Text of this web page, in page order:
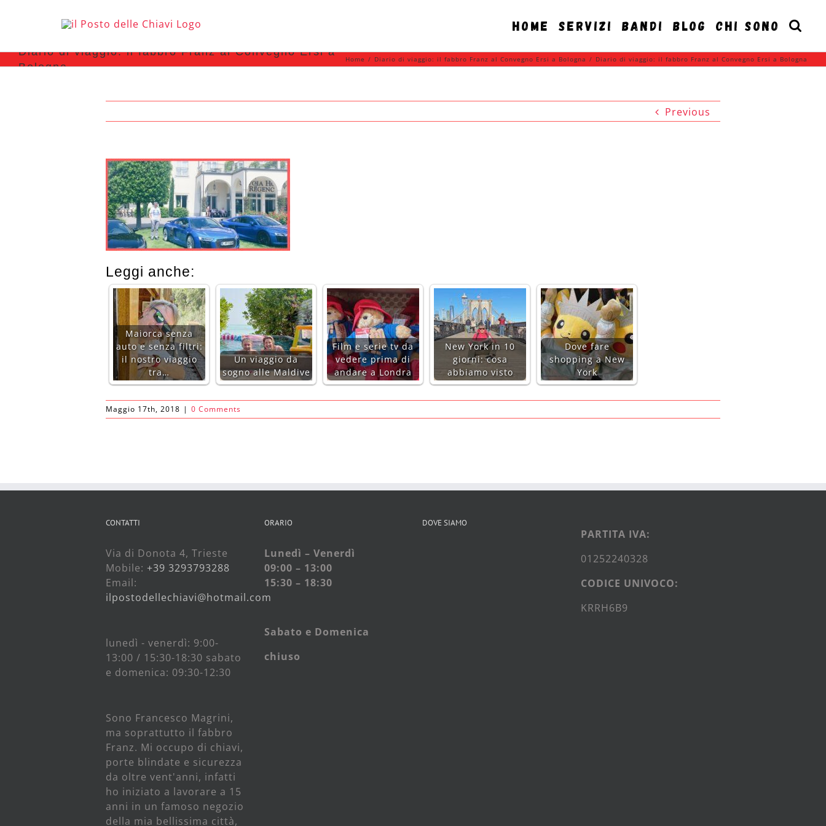
Home SERVIZI BANDI BLOG CHI SONO
Diario di viaggio: il fabbro Franz al Convegno Ersi a
Bologna
Home / Diario di viaggio: il fabbro Franz al Convegno Ersi a Bologna / Diario di viaggio: il fabbro Franz al Convegno Ersi a Bologna
Previous
Leggi anche:
Maiorca senza
auto e senza filtri:
il nostro viaggio
tra…
Un viaggio da
sogno alle Maldive
Film e serie tv da
vedere prima di
andare a Londra
New York in 10
giorni: cosa
abbiamo visto
Dove fare
shopping a New
York
Maggio 17th, 2018 | 0 Comments
CONTATTI
Via di Donota 4, Trieste
Mobile: +39 3293793288
Email:
ilpostodellechiavi@hotmail.com
lunedì - venerdì: 9:00-
13:00 / 15:30-18:30 sabato
e domenica: 09:30-12:30
Sono Francesco Magrini,
ma soprattutto il fabbro
Franz. Mi occupo di chiavi,
porte blindate e sicurezza
da oltre vent'anni, infatti
ho iniziato a lavorare a 15
anni in un famoso negozio
della mia bellissima città,
ORARIO
Lunedì – Venerdì
09:00 – 13:00
15:30 – 18:30
Sabato e Domenica
chiuso
DOVE SIAMO
PARTITA IVA:
01252240328
CODICE UNIVOCO:
KRRH6B9